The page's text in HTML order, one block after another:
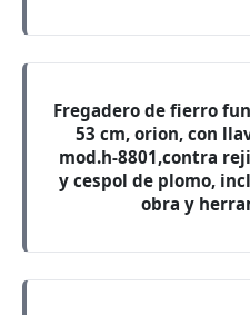
Fregadero de fierro
53 cm, orion, con
mod.h-8801,contra
y cespol de plomo,
obra y